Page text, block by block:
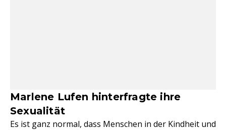
Marlene Lufen hinterfragte ihre
Sexualität
Es ist ganz normal, dass Menschen in der Kindheit und